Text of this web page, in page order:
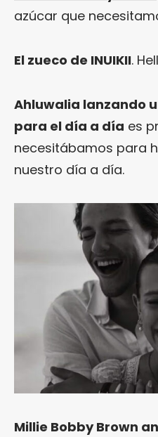
azúcar que
El zueco de INUIKII.
Ahluwalia lanzando
para el día a día es
necesitábamos para
nuestro día a día.
Millie Bobby Brown